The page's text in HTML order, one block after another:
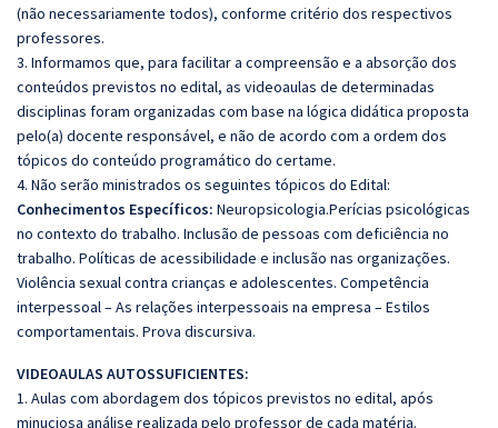
(não necessariamente todos), conforme critério dos respectivos
professores.
3. Informamos que, para facilitar a compreensão e a absorção dos
conteúdos previstos no edital, as videoaulas de determinadas
disciplinas foram organizadas com base na lógica didática proposta
pelo(a) docente responsável, e não de acordo com a ordem dos
tópicos do conteúdo programático do certame.
4. Não serão ministrados os seguintes tópicos do Edital:
Conhecimentos Específicos: Neuropsicologia.Perícias psicológicas
no contexto do trabalho. Inclusão de pessoas com deficiência no
trabalho. Políticas de acessibilidade e inclusão nas organizações.
Violência sexual contra crianças e adolescentes. Competência
interpessoal – As relações interpessoais na empresa – Estilos
comportamentais. Prova discursiva.
VIDEOAULAS AUTOSSUFICIENTES:
1. Aulas com abordagem dos tópicos previstos no edital, após
minuciosa análise realizada pelo professor de cada matéria.